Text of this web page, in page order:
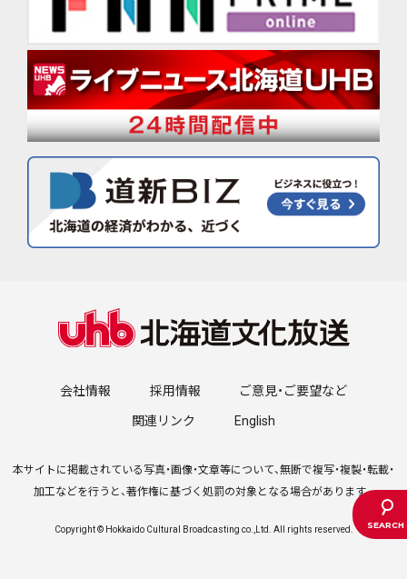
会社情報 採用情報 ご意見・ご要望など
関連リンク English
本サイトに掲載されている写真・画像・文章等について、無断で複写・複製・転載・
加工などを行うと、著作権に基づく処罰の対象となる場合があります。
Copyright © Hokkaido Cultural Broadcasting co.,Ltd. All rights reserved.